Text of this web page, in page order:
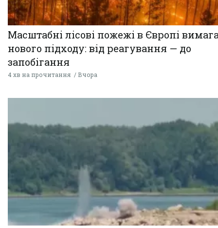
Масштабні лісові пожежі в Європі
нового підходу: від реагування — до
запобігання
4 хв на прочитання Вчора